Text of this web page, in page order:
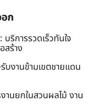
ก
: บริการรวดเร็วทันใจ
สร้าง
บงานข้ามเขตชายแดน
านยกในสวนผลไม้ งาน